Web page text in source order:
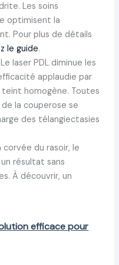
Les soins
optimisent la
Pour plus de détails
le guide.
laser PDL diminue les
applaudie par
teint homogène. Toutes
la couperose se
des télangiectasies
du rasoir, le
résultat sans
À découvrir, un
efficace pour